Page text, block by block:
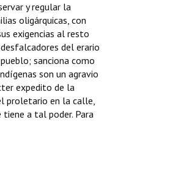
y regular la
oligárquicas, con
exigencias al resto
del erario
sanciona como
son un agravio
expedito de la
proletario en la calle,
tiene a tal poder. Para